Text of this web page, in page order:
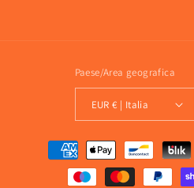
Paese/Area geografica
EUR € | Italia
Metodi